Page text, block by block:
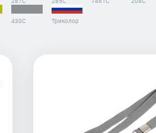
430С Триколор